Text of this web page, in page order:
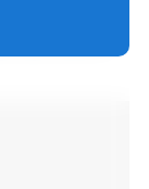
rapport au
au même